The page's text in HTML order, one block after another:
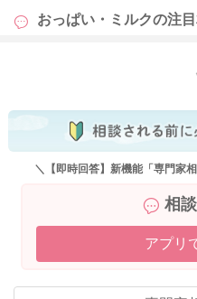
おっぱい・ミルクの注
もっ
＼【即時回答】新機能「専門家
相
アプリ